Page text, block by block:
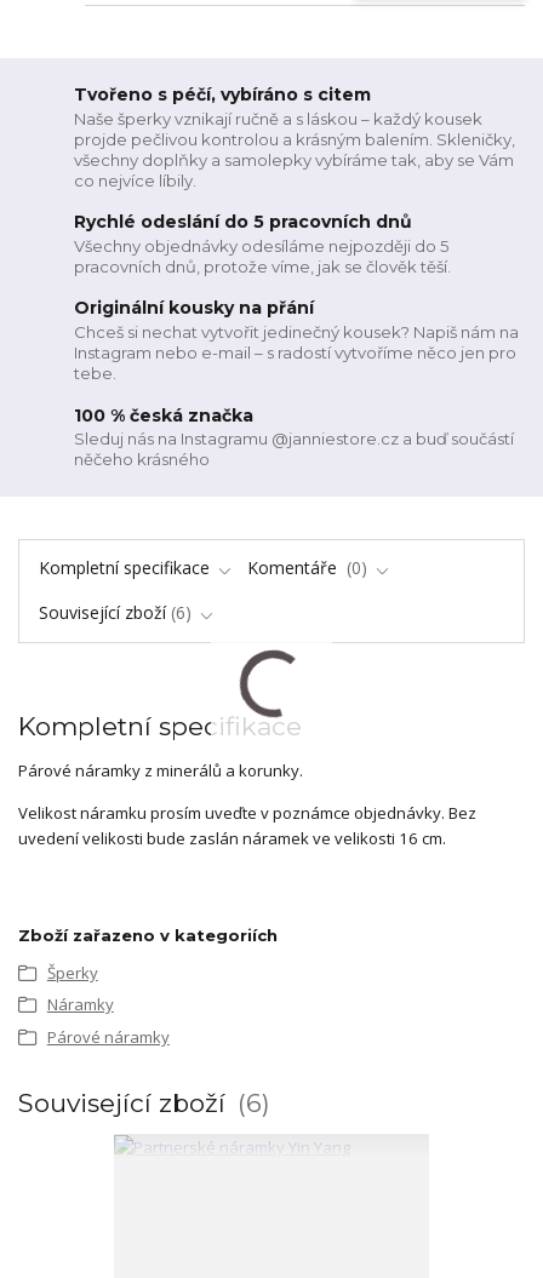
Tvořeno s péčí, vybíráno s citem
Naše šperky vznikají ručně a s láskou – každý kousek
projde pečlivou kontrolou a krásným balením. Skleničky,
všechny doplňky a samolepky vybíráme tak, aby se Vám
co nejvíce líbily.
Rychlé odeslání do 5 pracovních dnů
Všechny objednávky odesíláme nejpozději do 5
pracovních dnů, protože víme, jak se člověk těší.
Originální kousky na přání
Chceš si nechat vytvořit jedinečný kousek? Napiš nám na
Instagram nebo e-mail – s radostí vytvoříme něco jen pro
tebe.
100 % česká značka
Sleduj nás na Instagramu @janniestore.cz a buď součástí
něčeho krásného
Kompletní specifikace Komentáře
0
Související zboží 6
Kompletní specifikace
Párové náramky z minerálů a korunky.
Velikost náramku prosím uveďte v poznámce objednávky. Bez
uvedení velikosti bude zaslán náramek ve velikosti 16 cm.
Zboží zařazeno v kategoriích
Šperky
Náramky
Párové náramky
Související zboží 6